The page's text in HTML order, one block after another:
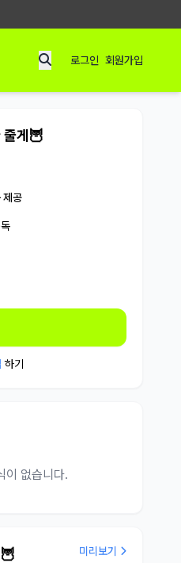
로그인 회원가입
줄게🦉
제공
하기
이 없습니다.
미리보기